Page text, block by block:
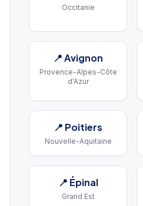
Occitanie
📍Avignon
Provence-Alpes-Côte
d'Azur
📍 Poitiers
Nouvelle-Aquitaine
📍 Épinal
Grand Est